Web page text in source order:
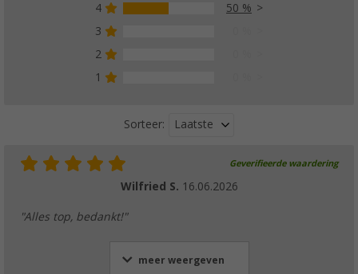
4
50 %
3
2
1
Sorteer: Laatste
Geverifieerde waardering
Wilfried S. 16.06.2026
"Alles top, bedankt!"
meer weergeven